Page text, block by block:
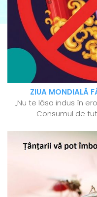
ZIUA MONDIALĂ
„Nu te lăsa indus în
Consumul de